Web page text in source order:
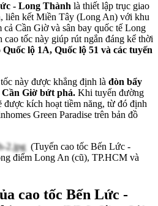
- Long Thành là thiết lập trục giao
liên kết Miền Tây (Long An) với khu
Cần Giờ và sân bay quốc tế Long
tốc này giúp rút ngắn đáng kể thời
lộ 1A, Quốc lộ 51 và các tuyến
này được khẳng định là đòn bẩy
Cần Giờ bứt phá. Khi tuyến đường
kích hoạt tiềm năng, từ đó định
Green Paradise trên bản đồ
(Tuyến cao tốc Bến Lức -
điểm Long An (cũ), TP.HCM và
cao tốc Bến Lức -